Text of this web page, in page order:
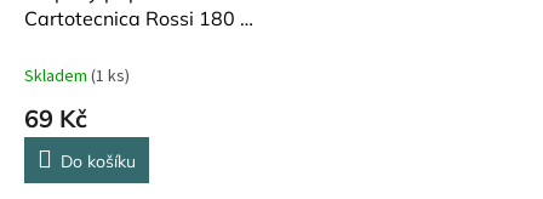
Cartotecnica Rossi 180 g
Skladem (1 ks)
69 Kč
Do košíku